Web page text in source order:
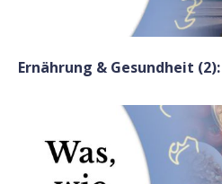
Ernährung & Gesundheit